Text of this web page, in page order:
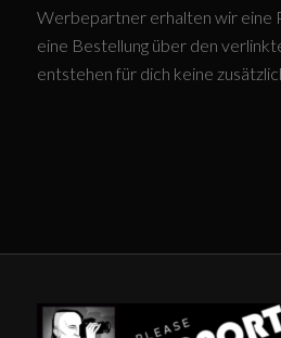
Werbepartner erhalten wir eine
eine Bestellung über den
entstehen für dich keine